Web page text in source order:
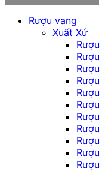
Rượu vang
Xuất Xứ